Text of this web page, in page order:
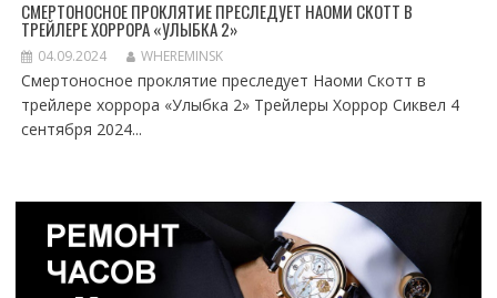
СМЕРТОНОСНОЕ ПРОКЛЯТИЕ ПРЕСЛЕДУЕТ НАОМИ СКОТТ В
ТРЕЙЛЕРЕ ХОРРОРА «УЛЫБКА 2»
04.09.2024 WHEREMINSK
Смертоносное проклятие преследует Наоми Скотт в
трейлере хоррора «Улыбка 2» Трейлеры Хоррор Сиквел 4
сентября 2024...